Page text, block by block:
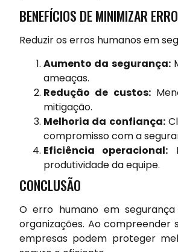
BENEFÍCIOS DE MINIMIZAR
Reduzir os erros humanos em
Aumento da segurança:
ameaças.
Redução de custos:
mitigação.
Melhoria da confiança:
compromisso com a
Eficiência operacional:
produtividade da equipe.
CONCLUSÃO
O erro humano em
organizações. Ao compreender
empresas podem proteger